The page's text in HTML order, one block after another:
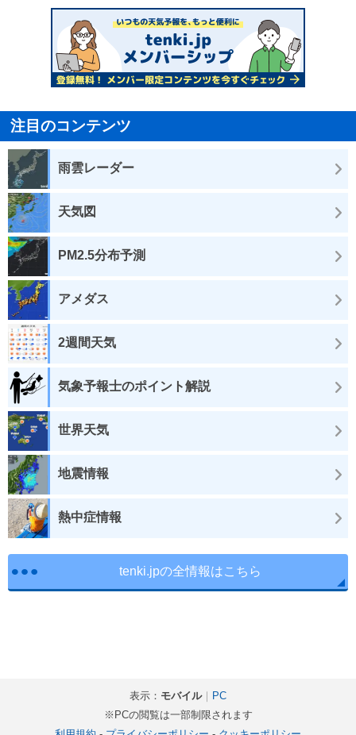
注目のコンテンツ
雨雲レーダー
天気図
PM2.5分布予測
アメダス
2週間天気
気象予報士のポイント解説
世界天気
地震情報
熱中症情報
tenki.jpの全情報はこちら
表示： モバイル｜
PC
※PCの閲覧は一部制限されます